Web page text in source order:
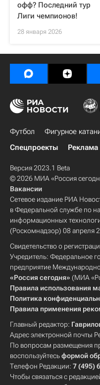
офф? Последний тур
Лиги чемпионов!
28 января 2026
Футбол Фигурное
Спецпроекты
Реклама
Версия 2023.1 Beta
© 2026 МИА «Россия
Вакансии
Сетевое издание РИА
в Федеральной службе по
информационных
(Роскомнадзор) 08 апреля
Свидетельство о
Учредитель: Федеральное
предприятие
«Россия сегодня» (МИА
Правила использования
Политика
Правила применения
Главный редактор:
Адрес электронной почты
По вопросам размещения
воспользуйтесьформой
Телефон Редакции: 7 (495)
Чтобы связаться с